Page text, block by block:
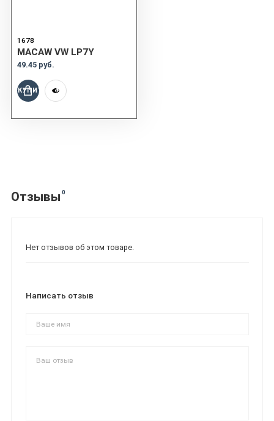
1678
MACAW VW LP7Y
49.45 руб.
КУПИТЬ
Отзывы 0
Нет отзывов об этом товаре.
Написать отзыв